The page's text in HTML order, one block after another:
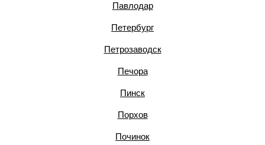
Павлодар
Петербург
Петрозаводск
Печора
Пинск
Порхов
Починок